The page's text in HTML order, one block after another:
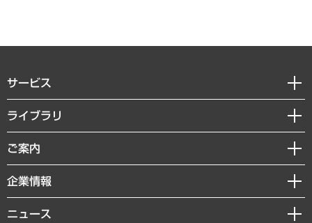
サービス
経営戦略
組織・人事戦略
デジタルイノベーション
共生・ダイバーシティ
ライブラリ
経済調査
レポート
コラム
ご案内
セミナー・イベント情報
MUFGビジネスセミナー
受託案件情報
企業情報
私たちの想い
ニュース